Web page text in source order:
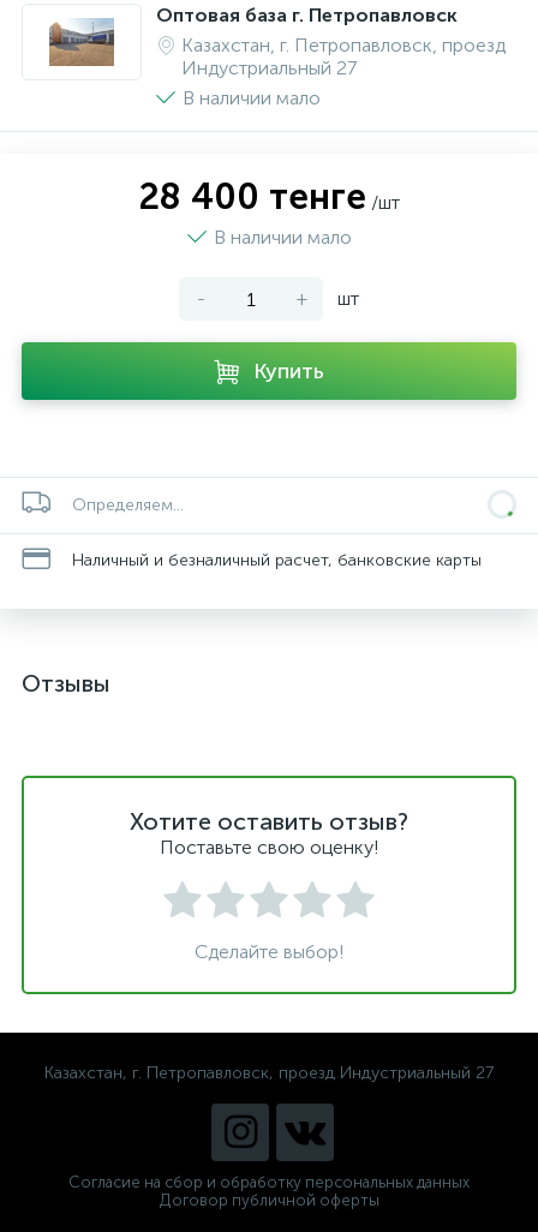
Оптовая база г. Петропавловск
Казахстан, г. Петропавловск, проезд
Индустриальный 27
В наличии мало
28 400 тенге /шт
В наличии мало
- + шт
Купить
Определяем...
Наличный и безналичный расчет, банковские карты
Отзывы
Хотите оставить отзыв?
Поставьте свою оценку!
Сделайте выбор!
Казахстан, г. Петропавловск, проезд Индустриальный 27
Согласие на сбор и обработку персональных данных
Договор публичной оферты